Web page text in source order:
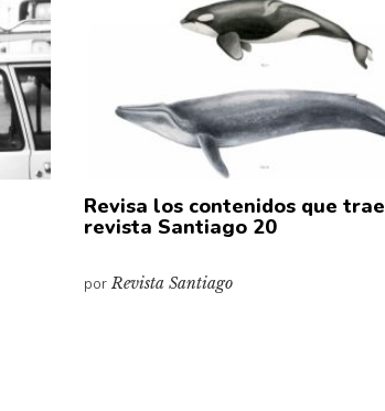
Revisa los contenidos que trae
revista Santiago 20
porRevista Santiago